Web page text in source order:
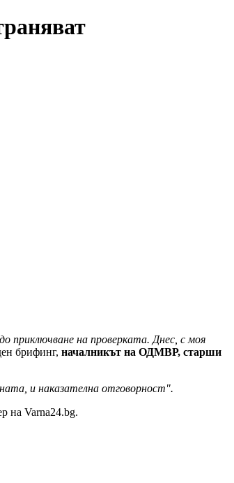
приключване на проверката. Днес, с моя
брифинг, началникът на ОДМВР, старши
и наказателна отговорност".
на Varna24.bg.